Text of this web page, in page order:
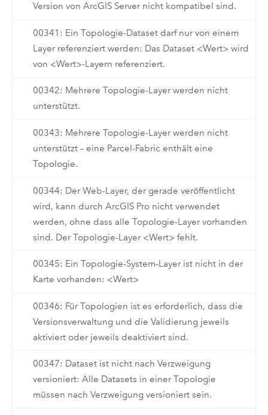
Version von ArcGIS Server nicht kompatibel sind.
00341: Ein Topologie-Dataset darf nur von einem
Layer referenziert werden: Das Dataset <Wert> wird
von <Wert>-Layern referenziert.
00342: Mehrere Topologie-Layer werden nicht
unterstützt.
00343: Mehrere Topologie-Layer werden nicht
unterstützt – eine Parcel-Fabric enthält eine
Topologie.
00344: Der Web-Layer, der gerade veröffentlicht
wird, kann durch ArcGIS Pro nicht verwendet
werden, ohne dass alle Topologie-Layer vorhanden
sind. Der Topologie-Layer <Wert> fehlt.
00345: Ein Topologie-System-Layer ist nicht in der
Karte vorhanden: <Wert>
00346: Für Topologien ist es erforderlich, dass die
Versionsverwaltung und die Validierung jeweils
aktiviert oder jeweils deaktiviert sind.
00347: Dataset ist nicht nach Verzweigung
versioniert: Alle Datasets in einer Topologie
müssen nach Verzweigung versioniert sein.